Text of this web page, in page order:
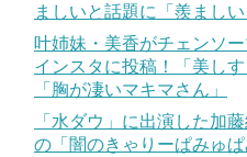
ましいと話題に「羨ましい
叶姉妹・美香がチェンソ
インスタに投稿！「美し
「胸が凄いマキマさん」
「水ダウ」に出演した加
の「闇のきゃりーぱみゅ